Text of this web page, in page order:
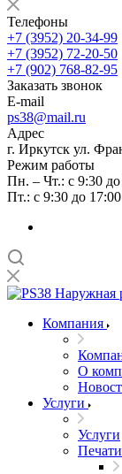
Телефоны
+7 (3952) 20-34-99
+7 (3952) 72-20-50
+7 (902) 768-82-95
Заказать звонок
E-mail
ps38@mail.ru
Адрес
г. Иркутск ул.
Режим работы
Пн. – Чт.: с 9:30
Пт.: с 9:30 до 17:00
Компания
О
Услуги
Услуги